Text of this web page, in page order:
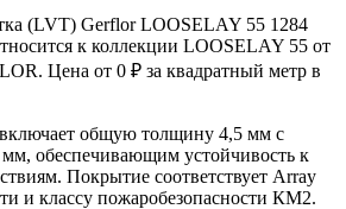
(LVT) Gerflor LOOSELAY 55 1284
к коллекции LOOSELAY 55 от
Цена от 0 ₽ за квадратный метр в
общую толщину 4,5 мм с
обеспечивающим устойчивость к
Покрытие соответствует Array
и классу пожаробезопасности КМ2.